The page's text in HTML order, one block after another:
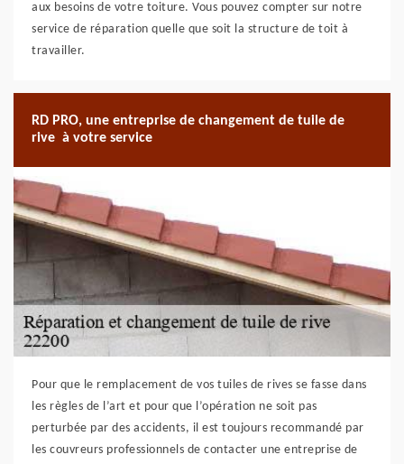
aux besoins de votre toiture. Vous pouvez compter sur notre
service de réparation quelle que soit la structure de toit à
travailler.
RD PRO, une entreprise de changement de tuile de
rive à votre service
Pour que le remplacement de vos tuiles de rives se fasse dans
les règles de l’art et pour que l’opération ne soit pas
perturbée par des accidents, il est toujours recommandé par
les couvreurs professionnels de contacter une entreprise de